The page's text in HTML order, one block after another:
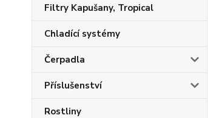
Filtry Kapušany, Tropical
Chladící systémy
Čerpadla
Příslušenství
Rostliny